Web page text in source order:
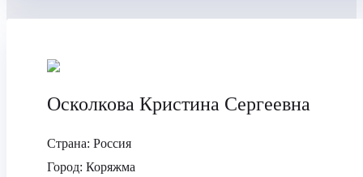
Осколкова Кристина Сергеевна
Страна: Россия
Город: Коряжма